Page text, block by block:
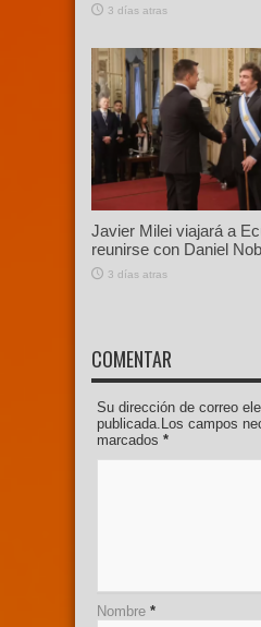
3 días atras
Javier Milei viajará a
reunirse con Daniel
3 días atras
COMENTAR
Su dirección de correo
publicada.Los campos
marcados *
Nombre *